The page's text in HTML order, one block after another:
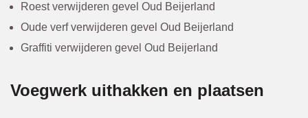
Roest verwijderen gevel Oud Beijerland
Oude verf verwijderen gevel Oud Beijerland
Graffiti verwijderen gevel Oud Beijerland
Voegwerk uithakken en plaatsen